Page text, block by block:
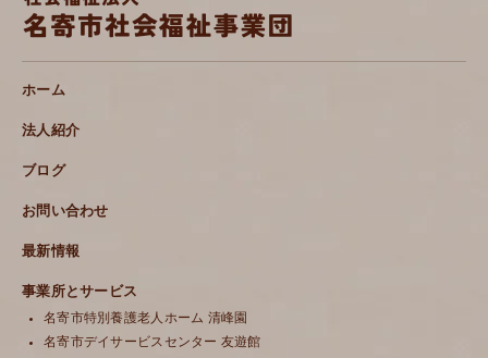
ホーム
法人紹介
ブログ
お問い合わせ
最新情報
事業所とサービス
名寄市特別養護老人ホーム 清峰園
名寄市デイサービスセンター 友遊館